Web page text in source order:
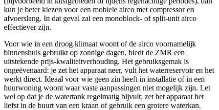
kun je beter kiezen voor een mobiele airco met compressor en
afvoerslang. In dat geval zal een monoblock- of split-unit airco
effectiever zijn.
Voor wie in een droog klimaat woont of de airco voornamelijk
binnenshuis gebruikt op zonnige dagen, biedt de ZMR een
uitstekende prijs-kwaliteitverhouding. Het gebruiksgemak is
ongeëvenaard: je zet het apparaat neer, vult het waterreservoir en het
werkt direct. Ideaal voor wie geen zin heeft in installatie of in een
huurwoning woont waar vaste aanpassingen niet mogelijk zijn. Let
wel op dat je de watertank regelmatig bijvult; zet het apparaat het
liefst in de buurt van een kraan of gebruik een grotere waterkan.